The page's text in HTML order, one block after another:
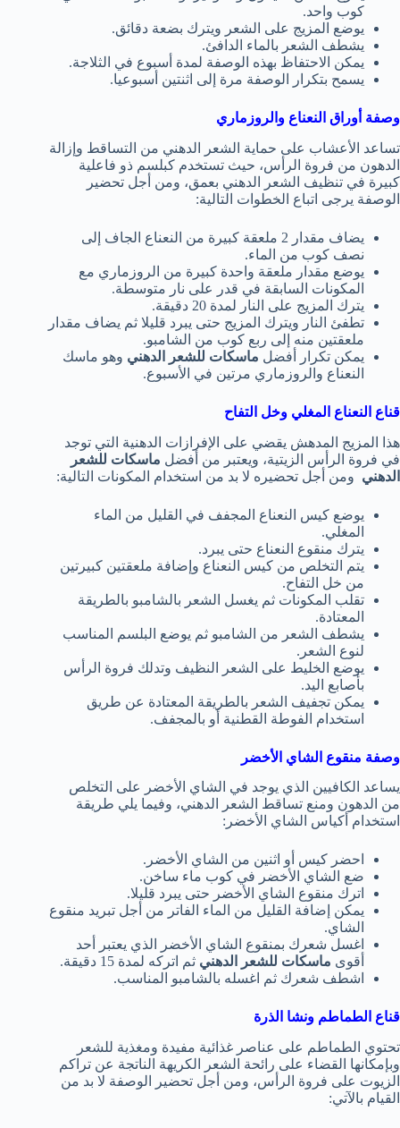
كوب واحد.
يوضع المزيج على الشعر ويترك بضعة دقائق.
يشطف الشعر بالماء الدافئ.
يمكن الاحتفاظ بهذه الوصفة لمدة أسبوع في الثلاجة.
يسمح بتكرار الوصفة مرة إلى اثنتين أسبوعيا.
وصفة أوراق النعناع والروزماري
تساعد الأعشاب على حماية الشعر الدهني من التساقط وإزالة
الدهون من فروة الرأس، حيث تستخدم كبلسم ذو فاعلية
كبيرة في تنظيف الشعر الدهني بعمق، ومن أجل تحضير
الوصفة يرجى اتباع الخطوات التالية:
يضاف مقدار 2 ملعقة كبيرة من النعناع الجاف إلى
نصف كوب من الماء.
يوضع مقدار ملعقة واحدة كبيرة من الروزماري مع
المكونات السابقة في قدر على نار متوسطة.
يترك المزيج على النار لمدة 20 دقيقة.
تطفئ النار ويترك المزيج حتى يبرد قليلا ثم يضاف مقدار
ملعقتين منه إلى ربع كوب من الشامبو.
يمكن تكرار أفضل ماسكات للشعر الدهني وهو ماسك
النعناع والروزماري مرتين في الأسبوع.
قناع النعناع المغلي وخل التفاح
هذا المزيج المدهش يقضي على الإفرازات الدهنية التي توجد
في فروة الرأس الزيتية، ويعتبر من أفضل ماسكات للشعر
الدهني ومن أجل تحضيره لا بد من استخدام المكونات التالية:
يوضع كيس النعناع المجفف في القليل من الماء
المغلي.
يترك منقوع النعناع حتى يبرد.
يتم التخلص من كيس النعناع وإضافة ملعقتين كبيرتين
من خل التفاح.
تقلب المكونات ثم يغسل الشعر بالشامبو بالطريقة
المعتادة.
يشطف الشعر من الشامبو ثم يوضع البلسم المناسب
لنوع الشعر.
يوضع الخليط على الشعر النظيف وتدلك فروة الرأس
بأصابع اليد.
يمكن تجفيف الشعر بالطريقة المعتادة عن طريق
استخدام الفوطة القطنية أو بالمجفف.
وصفة منقوع الشاي الأخضر
يساعد الكافيين الذي يوجد في الشاي الأخضر على التخلص
من الدهون ومنع تساقط الشعر الدهني، وفيما يلي طريقة
استخدام أكياس الشاي الأخضر:
احضر كيس أو اثنين من الشاي الأخضر.
ضع الشاي الأخضر في كوب ماء ساخن.
اترك منقوع الشاي الأخضر حتى يبرد قليلا.
يمكن إضافة القليل من الماء الفاتر من أجل تبريد منقوع
الشاي.
اغسل شعرك بمنقوع الشاي الأخضر الذي يعتبر أحد
أقوى ماسكات للشعر الدهني ثم اتركه لمدة 15 دقيقة.
اشطف شعرك ثم اغسله بالشامبو المناسب.
قناع الطماطم ونشا الذرة
تحتوي الطماطم على عناصر غذائية مفيدة ومغذية للشعر
وبإمكانها القضاء على رائحة الشعر الكريهة الناتجة عن تراكم
الزيوت على فروة الرأس، ومن أجل تحضير الوصفة لا بد من
القيام بالآتي: